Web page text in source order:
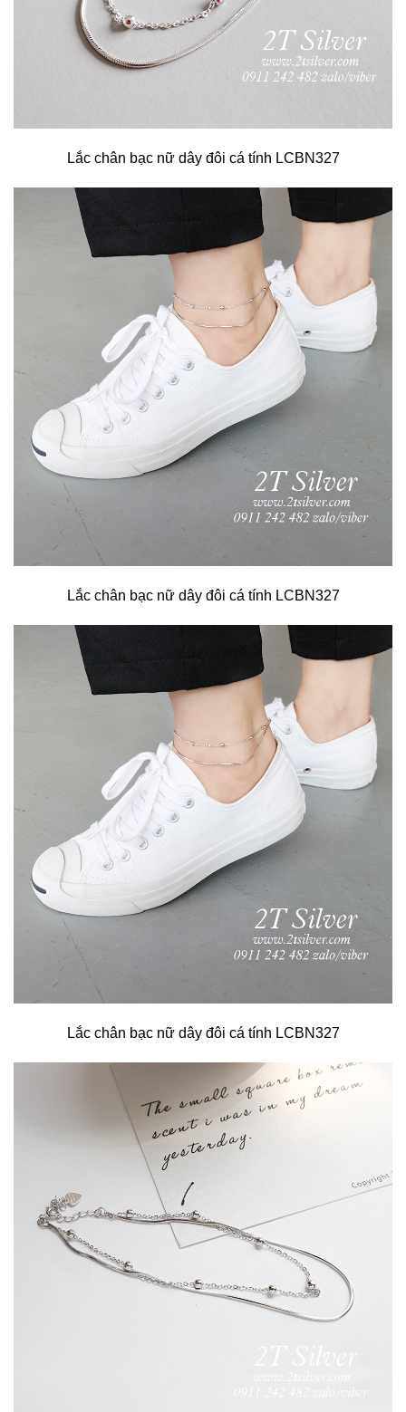
Lắc chân bạc nữ dây đôi cá tính LCBN327
Lắc chân bạc nữ dây đôi cá tính LCBN327
Lắc chân bạc nữ dây đôi cá tính LCBN327